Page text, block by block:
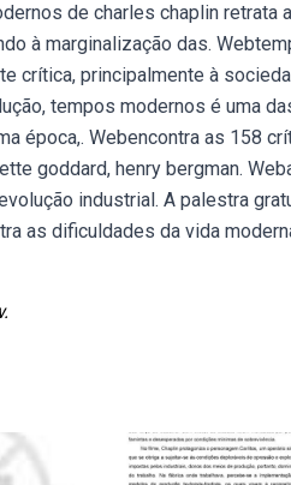
de charles chaplin retrata a
à marginalização das.
crítica, principalmente à
tempos modernos é uma
época,. Webencontra as 158
goddard, henry bergman.
industrial. A palestra
as dificuldades da vida